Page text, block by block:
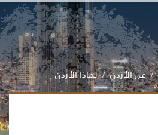
عن الأردن لماذا الأردن